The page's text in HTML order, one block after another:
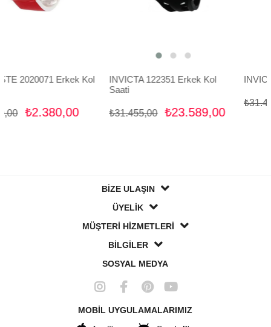
Erkek Kol
INVICTA 122351 Erkek Kol
₺23.589,00
₺31.455,00
INVICTA 111173
₺31.455,00
BİZE ULAŞIN
ÜYELİK
MÜŞTERİ HİZMETLERİ
BİLGİLER
SOSYAL MEDYA
MOBİL UYGULAMALARIMIZ